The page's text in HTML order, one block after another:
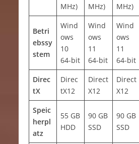
MHz)
MHz)
MHz)
Betri
ebssy
stem
Wind
ows
10
64-bit
Wind
ows
11
64-bit
Wind
ows
11
64-bit
Direc
tX
Direc
tX12
Direct
X12
Direct
X12
Speic
herpl
atz
55 GB
HDD
90 GB
SSD
90 GB
SSD